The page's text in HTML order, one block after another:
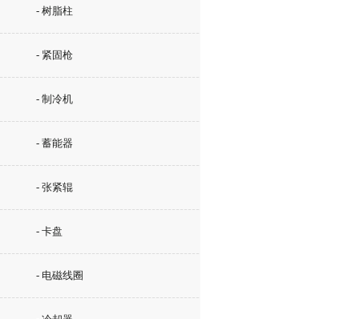
- 树脂柱
- 紧固枪
- 制冷机
- 蓄能器
- 张紧辊
- 卡盘
- 电磁线圈